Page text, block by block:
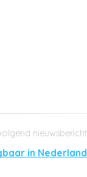
in Nederland